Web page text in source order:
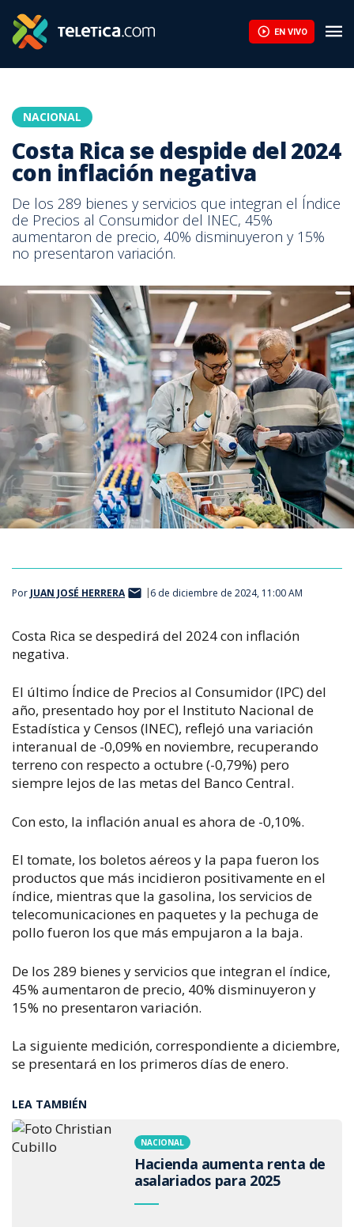
EN VIVO
NACIONAL
Costa Rica se despide del 2024
con inflación negativa
De los 289 bienes y servicios que integran el Índice
de Precios al Consumidor del INEC, 45%
aumentaron de precio, 40% disminuyeron y 15%
no presentaron variación.
Por JUAN JOSÉ HERRERA 6 de diciembre de 2024, 11:00 AM
Costa Rica se despedirá del 2024 con inflación
negativa.
El último Índice de Precios al Consumidor (IPC) del
año, presentado hoy por el Instituto Nacional de
Estadística y Censos (INEC), reflejó una variación
interanual de -0,09% en noviembre, recuperando
terreno con respecto a octubre (-0,79%) pero
siempre lejos de las metas del Banco Central.
Con esto, la inflación anual es ahora de -0,10%.
El tomate, los boletos aéreos y la papa fueron los
productos que más incidieron positivamente en el
índice, mientras que la gasolina, los servicios de
telecomunicaciones en paquetes y la pechuga de
pollo fueron los que más empujaron a la baja.
De los 289 bienes y servicios que integran el índice,
45% aumentaron de precio, 40% disminuyeron y
15% no presentaron variación.
La siguiente medición, correspondiente a diciembre,
se presentará en los primeros días de enero.
LEA TAMBIÉN
NACIONAL
Hacienda aumenta renta de
asalariados para 2025